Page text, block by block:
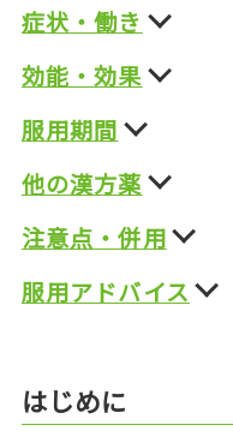
症状・働き
効能・効果
服用期間
他の漢方薬
注意点・併用
服用アドバイス
はじめに